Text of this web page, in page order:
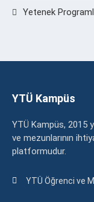
Yetenek
YTÜ Kampüs
YTÜ Kampüs, 2015
ve mezunlarının
platformudur.
YTÜ Öğrenci ve